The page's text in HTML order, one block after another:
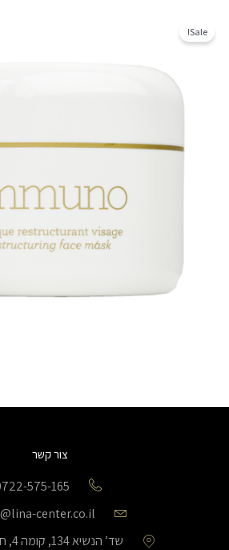
Sale!
צור קשר
575-165
center.co.il
שד’ הנשיא 134, קומה 4, חיפה 346204